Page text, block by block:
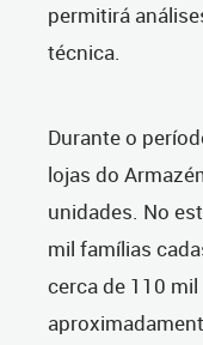
permitirá
técnica.
Durante o
lojas do
unidades. No
mil famílias
cerca de 110